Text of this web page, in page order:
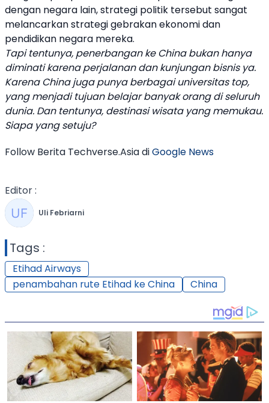
dengan negara lain, strategi politik tersebut sangat
melancarkan strategi gebrakan ekonomi dan
pendidikan negara mereka.
Tapi tentunya, penerbangan ke Chinabukan hanya
diminati karena perjalanan dan kunjungan bisnis ya.
Karena Chinajuga punya berbagai universitas top,
yang menjadi tujuan belajar banyak orang di seluruh
dunia. Dan tentunya, destinasi wisata yang memukau.
Siapa yang setuju?
Follow Berita Techverse.Asia diGoogle News
Editor :
Uli Febriarni
Tags :
Etihad Airways
penambahan rute Etihad ke China
China